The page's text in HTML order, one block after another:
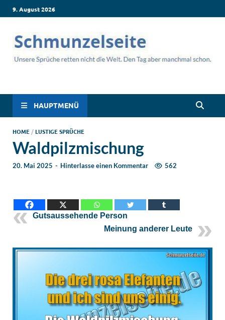
9. August 2026
Schmunzelseite –
Coole lustige Sprüche
für intensives
Schmunzeln
für jede Situation: Leben, Job, Liebe, Geburtstag & mehr. Lachen
ist hier garantiert!
HAUPTMENÜ
HOME /LUSTIGE SPRÜCHE
Waldpilzmischung
20. Mai 2025 - Hinterlasse einen Kommentar 562
Gutsaussehende Person
Meinung anderer Leute